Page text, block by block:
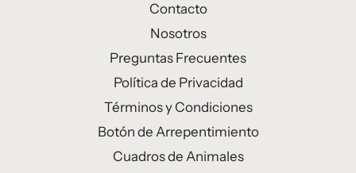
Contacto
Nosotros
Preguntas Frecuentes
Política de Privacidad
Términos y Condiciones
Botón de Arrepentimiento
Cuadros de Animales